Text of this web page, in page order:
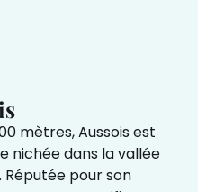
mètres, Aussois est
nichée dans la vallée
Réputée pour son